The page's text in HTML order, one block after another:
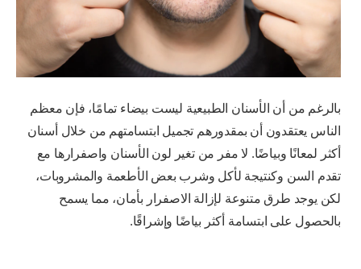
بالرغم من أن الأسنان الطبيعية ليست بيضاء تمامًا، فإن معظم
الناس يعتقدون أن بمقدورهم تجميل ابتسامتهم من خلال أسنان
أكثر لمعانًا وبياضًا. لا مفر من تغير لون الأسنان واصفرارها مع
تقدم السن وكنتيجة لأكل وشرب بعض الأطعمة والمشروبات،
لكن يوجد طرق متنوعة لإزالة الاصفرار بأمان، مما يسمح
بالحصول على ابتسامة أكثر بياضًا وإشراقًا.